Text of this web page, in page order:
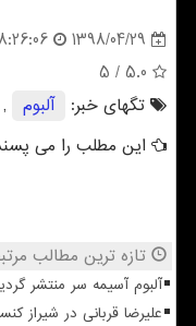
1398/04/29
5.0
/ 5
تگهای خبر:
آلبوم ,
این مطلب را می
تازه ترین مطالب
آلبوم آسیمه سر منتشر
علیرضا قربانی در شیراز